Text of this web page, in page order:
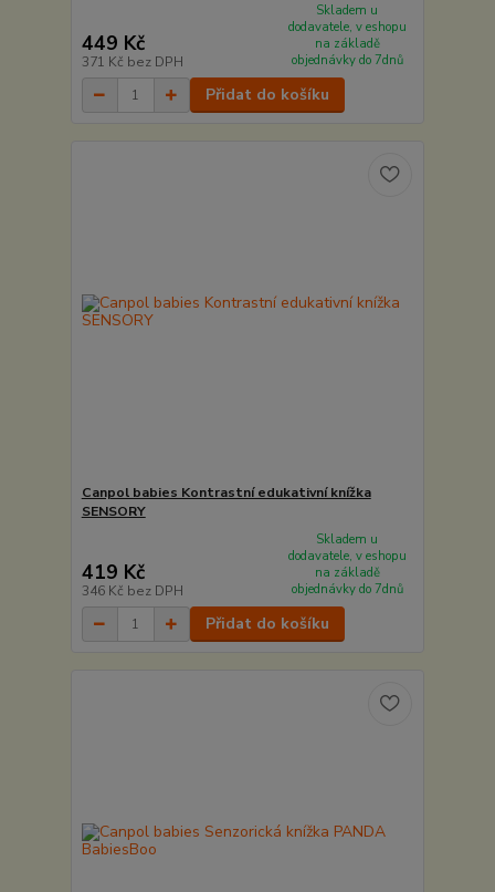
449 Kč
371 Kč bez DPH
Skladem u
dodavatele, v eshopu
na základě
objednávky do 7dnů
Přidat do košíku
Canpol babies Kontrastní edukativní knížka
SENSORY
419 Kč
346 Kč bez DPH
Skladem u
dodavatele, v eshopu
na základě
objednávky do 7dnů
Přidat do košíku